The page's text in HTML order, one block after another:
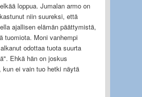
loppua. Jumalan armo on
niin suureksi, että
ajallisen elämän päättymistä,
tuomiota. Moni vanhempi
odottaa tuota suurta
Ehkä hän on joskus
kun ei vain tuo hetki näytä